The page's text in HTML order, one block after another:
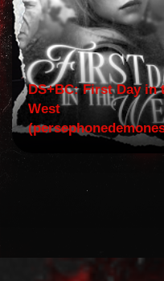
DS+BC: First Day in
West